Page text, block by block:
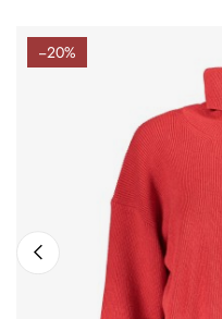
−20%